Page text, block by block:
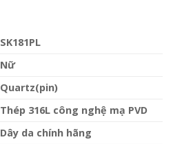
SK181PL
Nữ
Quartz(pin)
Thép 316L công nghệ mạ PVD
Dây da chính hãng